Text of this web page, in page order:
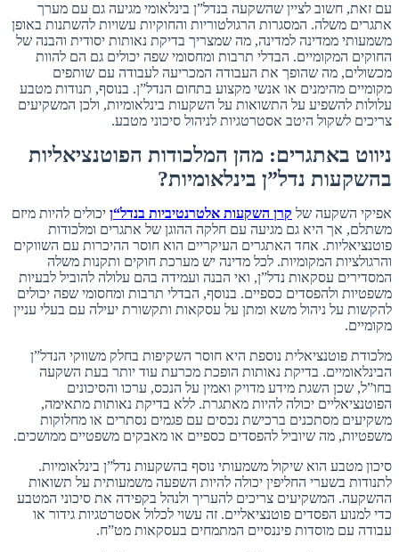
עם זאת, חשוב לציין שהשקעה בנדל”ן בינלאומי מגיעה גם עם מערך
אתגרים משלה. המסגרות הרגולטוריות והחוקיות עשויות להשתנות באופן
משמעותי ממדינה למדינה, מה שמצריך בדיקת נאותות יסודית והבנה של
החוקים המקומיים. הבדלי תרבות ומחסומי שפה יכולים גם הם להוות
מכשולים, מה שהופך את העבודה המכריעה לעבודה עם שותפים
מקומיים מהימנים או אנשי מקצוע בתחום הנדל”ן. בנוסף, תנודות מטבע
עלולות להשפיע על התשואות על השקעות בינלאומיות, ולכן המשקיעים
צריכים לשקול היטב אסטרטגיות לניהול סיכוני מטבע.
ניווט באתגרים: מהן המלכודות הפוטנציאליות
בהשקעות נדל”ן בינלאומיות?
אפיקי השקעה של קרן השקעות אלטרנטיביות בנדל“ן יכולים להיות מיזם
משתלם, אך היא גם מגיעה עם חלקה ההוגן של אתגרים ומלכודות
פוטנציאליות. אחד האתגרים העיקריים הוא חוסר ההיכרות עם השווקים
והרגולציות המקומיות. לכל מדינה יש מערכת חוקים ותקנות משלה
המסדירים עסקאות נדל”ן, ואי הבנה ועמידה בהם עלולה להוביל לבעיות
משפטיות ולהפסדים כספיים. בנוסף, הבדלי תרבות ומחסומי שפה יכולים
להקשות על ניהול משא ומתן על עסקאות ותקשורת יעילה עם בעלי עניין
מקומיים.
מלכודת פוטנציאלית נוספת היא חוסר השקיפות בחלק משווקי הנדל”ן
הבינלאומיים. בדיקת נאותות הופכת מכרעת עוד יותר בעת השקעה
בחו”ל, שכן השגת מידע מדויק ואמין על הנכס, ערכו והסיכונים
הפוטנציאליים יכולה להיות מאתגרת. ללא בדיקת נאותות מתאימה,
משקיעים מסתכנים ברכישת נכסים עם פגמים נסתרים או מחלוקות
משפטיות, מה שיוביל להפסדים כספיים או מאבקים משפטיים ממושכים.
סיכון מטבע הוא שיקול משמעותי נוסף בהשקעות נדל”ן בינלאומיות.
לתנודות בשערי החליפין יכולה להיות השפעה משמעותית על תשואות
ההשקעה. המשקיעים צריכים להעריך ולנהל בקפידה את סיכוני המטבע
כדי למנוע הפסדים פוטנציאליים. זה עשוי לכלול אסטרטגיות גידור או
עבודה עם מוסדות פיננסיים המתמחים בעסקאות מט”ח.